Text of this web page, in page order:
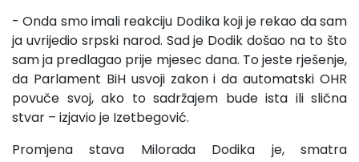
- Onda smo imali reakciju Dodika koji je rekao da sam
ja uvrijedio srpski narod. Sad je Dodik došao na to što
sam ja predlagao prije mjesec dana. To jeste rješenje,
da Parlament BiH usvoji zakon i da automatski OHR
povuče svoj, ako to sadržajem bude ista ili slična
stvar – izjavio je Izetbegović.
Promjena stava Milorada Dodika je, smatra